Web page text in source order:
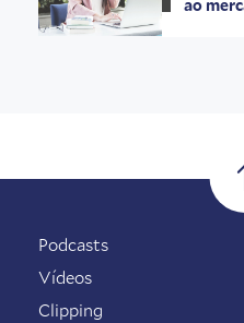
ao
Podcasts
Vídeos
Clipping